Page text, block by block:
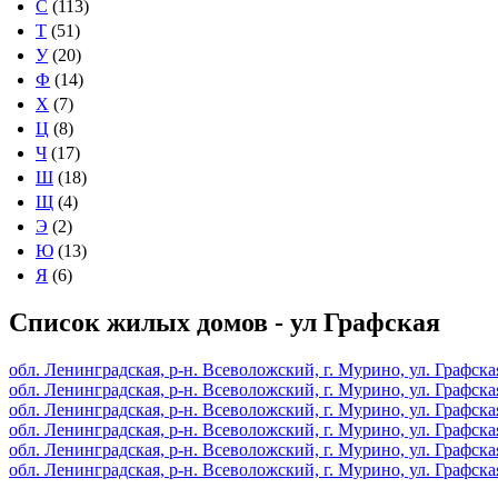
С (113)
Т (51)
У(20)
Ф (14)
Х (7)
Ц (8)
Ч (17)
Ш (18)
Щ (4)
Э (2)
Ю (13)
Я (6)
Список жилых домов - ул Графская
обл. Ленинградская, р-н. Всеволожский, г. Мурино, ул.
обл. Ленинградская, р-н. Всеволожский, г. Мурино, ул.
обл. Ленинградская, р-н. Всеволожский, г. Мурино, ул.
обл. Ленинградская, р-н. Всеволожский, г. Мурино, ул.
обл. Ленинградская, р-н. Всеволожский, г. Мурино, ул.
обл. Ленинградская, р-н. Всеволожский, г. Мурино, ул.